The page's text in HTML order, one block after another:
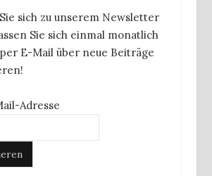
sich zu unserem Newsletter
Sie sich einmal monatlich
E-Mail über neue Beiträge
Adresse